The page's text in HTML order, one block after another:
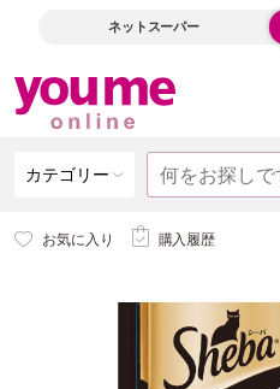
ネットスーパー
カテゴリー
お気に入り 購入履歴